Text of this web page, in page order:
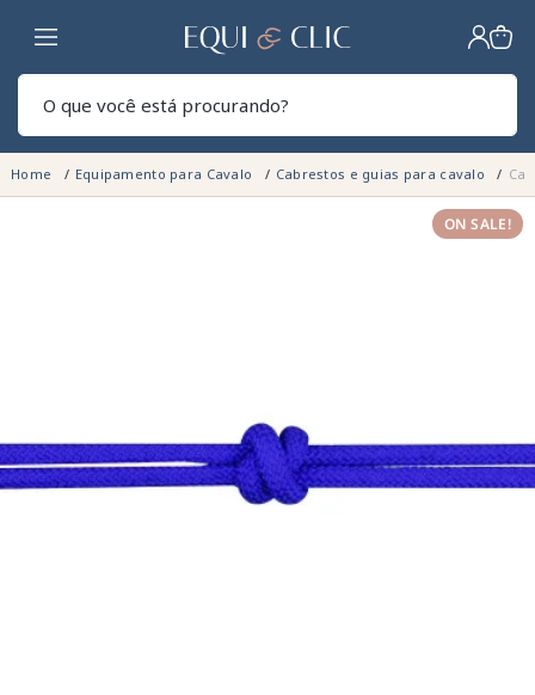
Lar
Home Equipamento para Cavalo Cabrestos e guias para cavalo
ON SALE!